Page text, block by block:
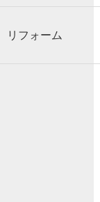
リフォーム